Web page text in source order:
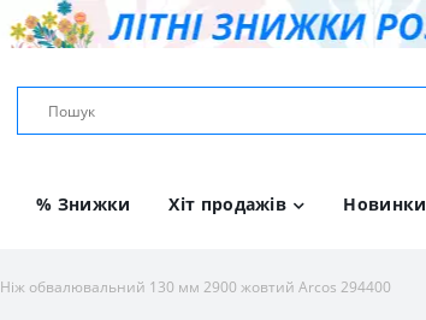
% Знижки Хіт продажів Новинки
Ніж обвалювальний 130 мм 2900 жовтий Arcos 294400